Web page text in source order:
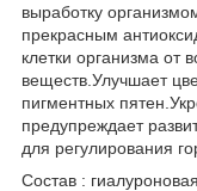
выработку
прекрасным
клетки организма от
веществ.Улучшает
пигментных
предупреждает
для регулирования
Состав :